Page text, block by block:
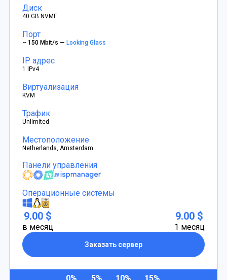
Диск
40 GB NVME
Порт
~ 150 Mbit/s —Looking Glass
IP адрес
1 IPv4
Виртуализация
KVM
Трафик
Unlimited
Местоположение
Netherlands, Amsterdam
Панели управления
Операционные системы
9.00 $
в месяц
Заказать сервер
9.00 $
1 месяц